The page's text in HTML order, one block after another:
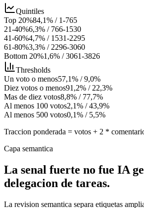
Quintiles
Top 20%84,1% / 1-765
21-40%6,3% / 766-1530
41-60%4,7% / 1531-2295
61-80%3,3% / 2296-3060
Bottom 20%1,6% / 3061-3826
Thresholds
Un voto o menos57,1% / 9,0%
Diez votos o menos91,2% / 22,3%
Mas de diez votos8,8% / 77,7%
Al menos 100 votos2,1% / 43,9%
Al menos 500 votos0,1% / 5,5%
Traccion ponderada = votos + 2 *
Capa semantica
La senal fuerte no fue IA
delegacion de tareas.
La revision semantica separa etiquetas